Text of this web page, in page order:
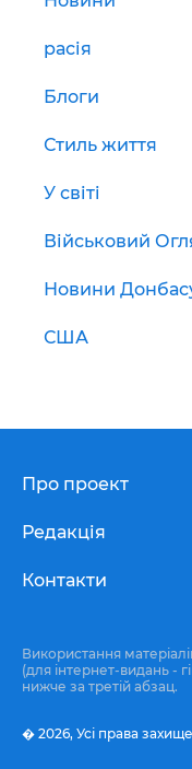
расія
Блоги
Стиль життя
У світі
Військовий
Новини
США
Про проект
Редакція
Контакти
Використання
(для інтернет-видань -
нижче за третій абзац.
� 2026, Усі права